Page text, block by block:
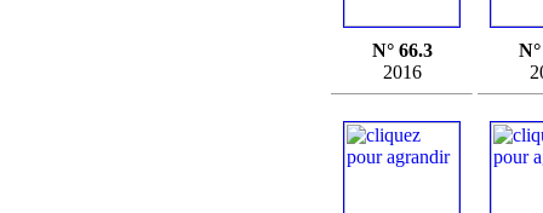
N° 66.3
2016